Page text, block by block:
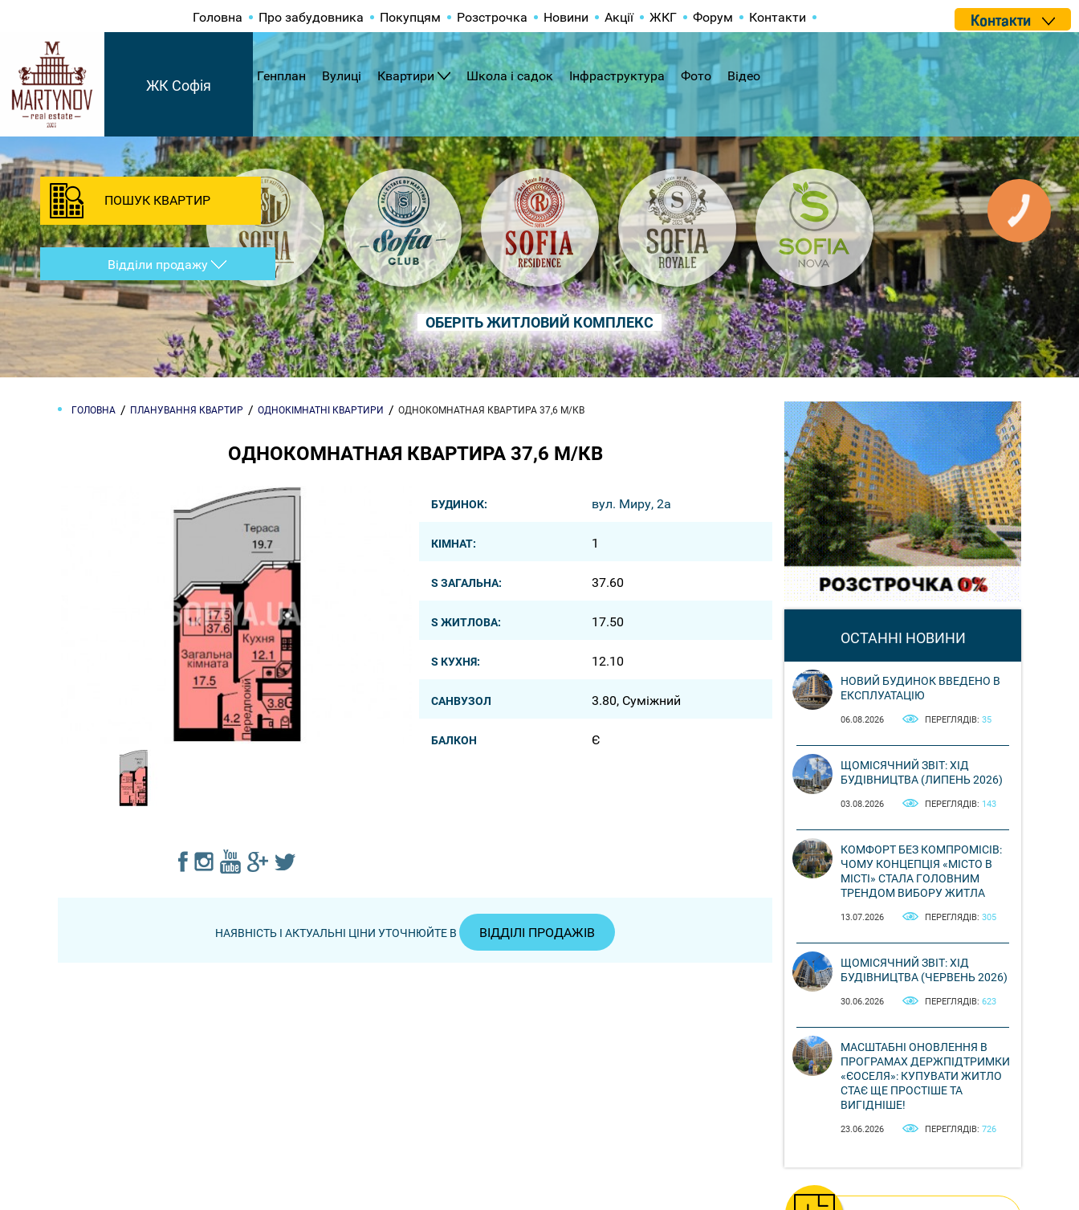
ОБЕРІТЬ ЖИТЛОВИЙ КОМПЛЕКС
Головна Про забудовника Покупцям Розстрочка Новини Акції ЖКГ Форум Контакти Контакти
ЖК Софія
Генплан Вулиці Квартири Школа і садок Інфраструктура Фото Відео
ПОШУК КВАРТИР
Відділи продажу
ГОЛОВНА ПЛАНУВАННЯ КВАРТИР ОДНОКІМНАТНІ КВАРТИРИ ОДНОКОМНАТНАЯ КВАРТИРА 37,6 М/КВ
ОДНОКОМНАТНАЯ КВАРТИРА 37,6 М/КВ
БУДИНОК: вул. Миру, 2а
КІМНАТ: 1
S ЗАГАЛЬНА: 37.60
S ЖИТЛОВА: 17.50
S КУХНЯ: 12.10
САНВУЗОЛ 3.80, Суміжний
БАЛКОН Є
НАЯВНІСТЬ І АКТУАЛЬНІ ЦІНИ УТОЧНЮЙТЕ В ВІДДІЛІ ПРОДАЖІВ
ОСТАННІ НОВИНИ
НОВИЙ БУДИНОК ВВЕДЕНО В
ЕКСПЛУАТАЦІЮ
06.08.2026 ПЕРЕГЛЯДІВ: 35
ЩОМІСЯЧНИЙ ЗВІТ: ХІД
БУДІВНИЦТВА (ЛИПЕНЬ 2026)
03.08.2026 ПЕРЕГЛЯДІВ: 143
КОМФОРТ БЕЗ КОМПРОМІСІВ:
ЧОМУ КОНЦЕПЦІЯ «МІСТО В
МІСТІ» СТАЛА ГОЛОВНИМ
ТРЕНДОМ ВИБОРУ ЖИТЛА
13.07.2026 ПЕРЕГЛЯДІВ: 305
ЩОМІСЯЧНИЙ ЗВІТ: ХІД
БУДІВНИЦТВА (ЧЕРВЕНЬ 2026)
30.06.2026 ПЕРЕГЛЯДІВ: 623
МАСШТАБНІ ОНОВЛЕННЯ В
ПРОГРАМАХ ДЕРЖПІДТРИМКИ
«ЄОСЕЛЯ»: КУПУВАТИ ЖИТЛО
СТАЄ ЩЕ ПРОСТІШЕ ТА
ВИГІДНІШЕ!
23.06.2026 ПЕРЕГЛЯДІВ: 726